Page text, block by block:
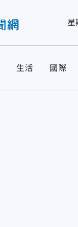
星
生活 國際